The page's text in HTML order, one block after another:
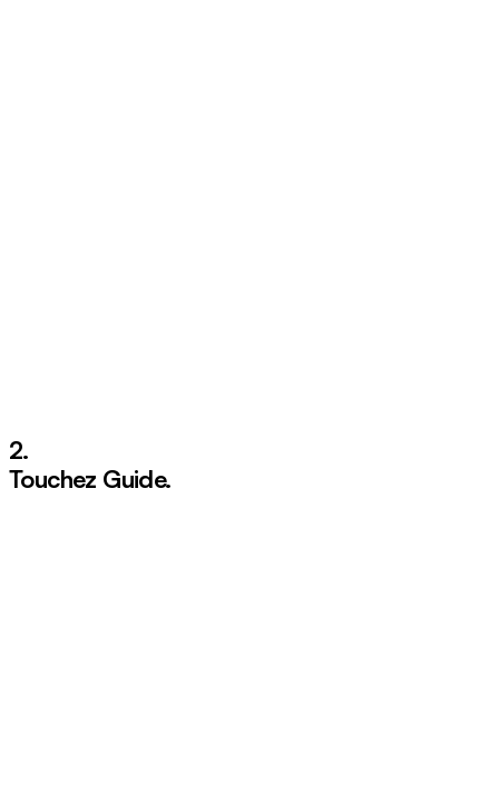
2.
Touchez Guide.